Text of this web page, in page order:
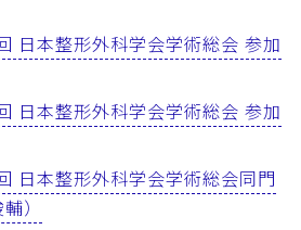
本整形外科学会学術総会 参加
本整形外科学会学術総会 参加
本整形外科学会学術総会同門
）